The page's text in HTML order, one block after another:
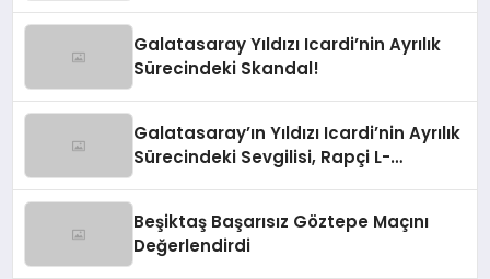
Galatasaray Yıldızı Icardi’nin Ayrılık
Sürecindeki Skandal!
Galatasaray’ın Yıldızı Icardi’nin Ayrılık
Sürecindeki Sevgilisi, Rapçi L-
Beşiktaş Başarısız Göztepe Maçını
Değerlendirdi